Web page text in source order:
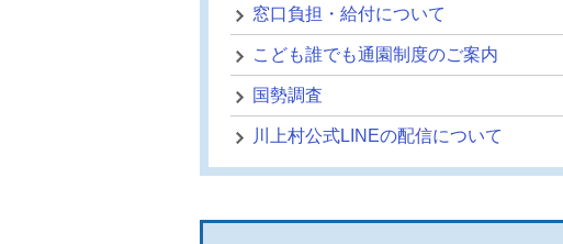
窓口負担・給付について
こども誰でも通園制度のご案内
国勢調査
川上村公式LINEの配信について